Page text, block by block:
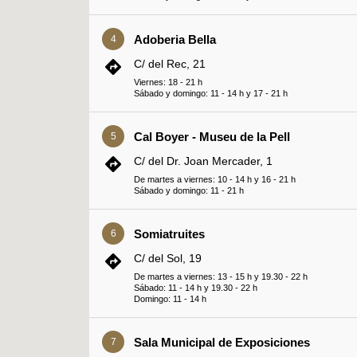
4 Adoberia Bella
C/ del Rec, 21
Viernes: 18 - 21 h
Sábado y domingo: 11 - 14 h y 17 - 21 h
5 Cal Boyer - Museu de la Pell
C/ del Dr. Joan Mercader, 1
De martes a viernes: 10 - 14 h y 16 - 21 h
Sábado y domingo: 11 - 21 h
6 Somiatruites
C/ del Sol, 19
De martes a viernes: 13 - 15 h y 19.30 - 22 h
Sábado: 11 - 14 h y 19.30 - 22 h
Domingo: 11 - 14 h
7 Sala Municipal de Exposiciones